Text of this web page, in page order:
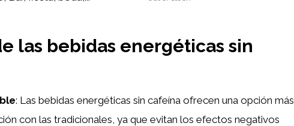
las bebidas energéticas sin
: Las bebidas energéticas sin cafeína ofrecen una opción más
con las tradicionales, ya que evitan los efectos negativos